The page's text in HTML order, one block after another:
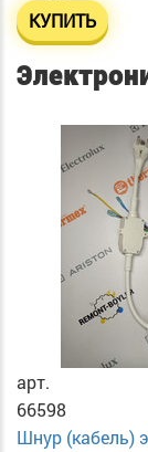
КУПИТЬ
арт.
66598
Шнур (кабель)